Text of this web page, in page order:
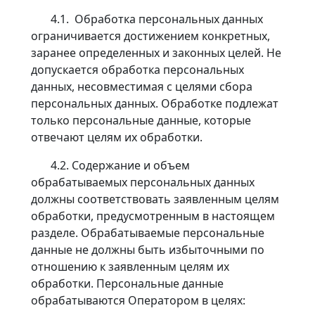
4.1. Обработка персональных данных
ограничивается достижением конкретных,
заранее определенных и законных целей. Не
допускается обработка персональных
данных, несовместимая с целями сбора
персональных данных. Обработке подлежат
только персональные данные, которые
отвечают целям их обработки.
4.2. Содержание и объем
обрабатываемых персональных данных
должны соответствовать заявленным целям
обработки, предусмотренным в настоящем
разделе. Обрабатываемые персональные
данные не должны быть избыточными по
отношению к заявленным целям их
обработки. Персональные данные
обрабатываются Оператором в целях: